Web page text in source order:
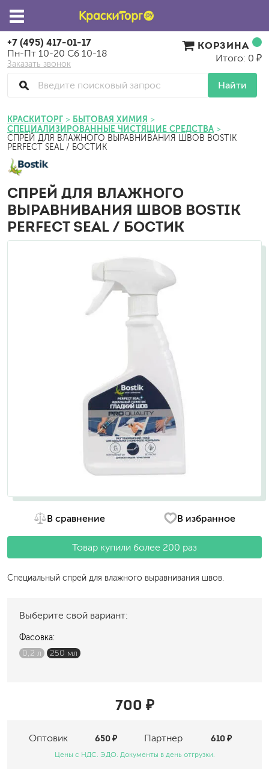
+7 (495) 417-01-17
Пн-Пт 10-20 Сб 10-18
Заказать звонок
Найти
КОРЗИНА
Итого: 0 ₽
КРАСКИТОРГ
БЫТОВАЯ ХИМИЯ
СПЕЦИАЛИЗИРОВАННЫЕ ЧИСТЯЩИЕ СРЕДСТВА
СПРЕЙ ДЛЯ ВЛАЖНОГО ВЫРАВНИВАНИЯ ШВОВ BOSTIK
PERFECT SEAL / БОСТИК
СПРЕЙ ДЛЯ ВЛАЖНОГО
ВЫРАВНИВАНИЯ ШВОВ BOSTIK
PERFECT SEAL / БОСТИК
В сравнение В избранное
Товар купили более 200 раз
Специальный спрей для влажного выравнивания швов.
Выберите свой вариант:
Фасовка:
0,2 л
250 мл
700 ₽
Оптовик Партнер
650 ₽ 610 ₽
Цены с НДС. ЭДО. Документы в день отгрузки.